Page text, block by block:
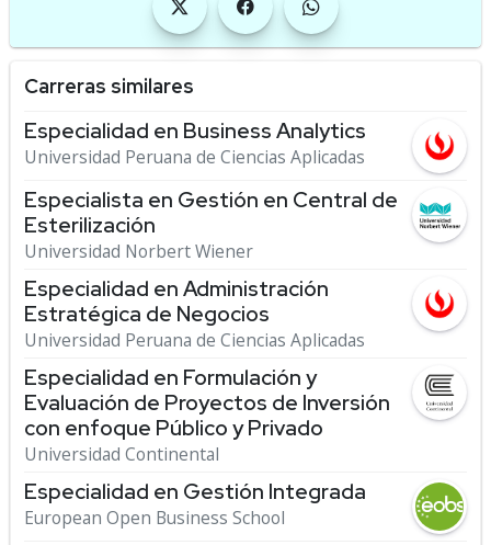
Carreras similares
Especialidad en Business Analytics
Universidad Peruana de Ciencias Aplicadas
Especialista en Gestión en Central de
Esterilización
Universidad Norbert Wiener
Especialidad en Administración
Estratégica de Negocios
Universidad Peruana de Ciencias Aplicadas
Especialidad en Formulación y
Evaluación de Proyectos de Inversión
con enfoque Público y Privado
Universidad Continental
Especialidad en Gestión Integrada
European Open Business School